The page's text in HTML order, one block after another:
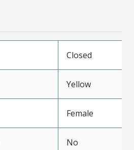
Closed
Yellow
Female
No